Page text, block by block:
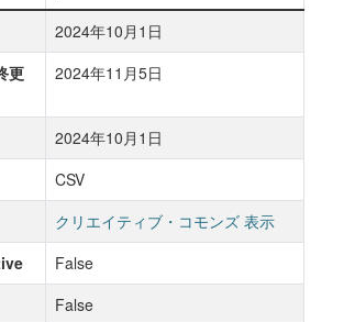
2024年10月1日
更
2024年11月5日
2024年10月1日
CSV
クリエイティブ・コモンズ 表示
False
False